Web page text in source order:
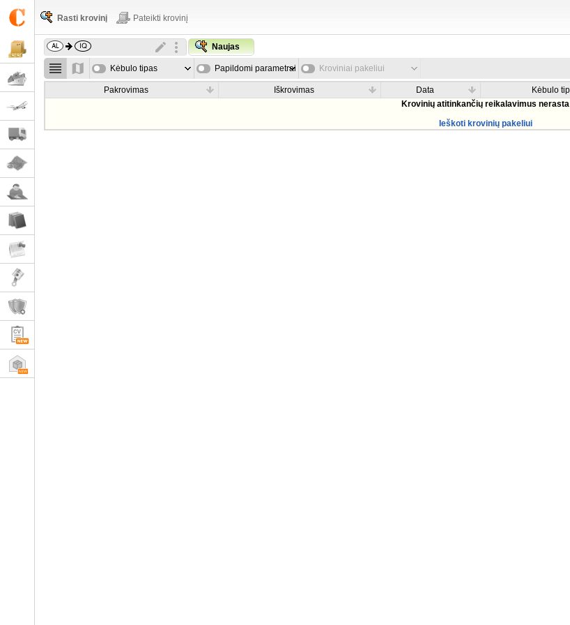
Rasti krovinį Pateikti krovinį
Naujas
Kėbulo tipas Papildomi parametrai Kroviniai pakeliui
Pakrovimas Iškrovimas Data Kėbulo
Krovinių atitinkančių reikalavimus nerasta
Ieškoti krovinių pakeliui